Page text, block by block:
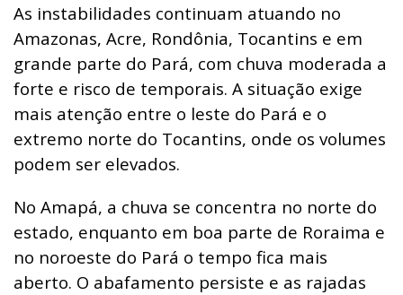
As instabilidades continuam atuando no
Amazonas, Acre, Rondônia, Tocantins e em
grande parte do Pará, com chuva moderada a
forte e risco de temporais. A situação exige
mais atenção entre o leste do Pará e o
extremo norte do Tocantins, onde os volumes
podem ser elevados.
No Amapá, a chuva se concentra no norte do
estado, enquanto em boa parte de Roraima e
no noroeste do Pará o tempo fica mais
aberto. O abafamento persiste e as rajadas